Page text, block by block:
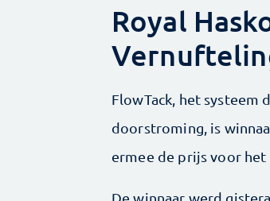
Royal
FlowTack, het
doorstroming, is
ermee de prijs voor het
De winnaar werd